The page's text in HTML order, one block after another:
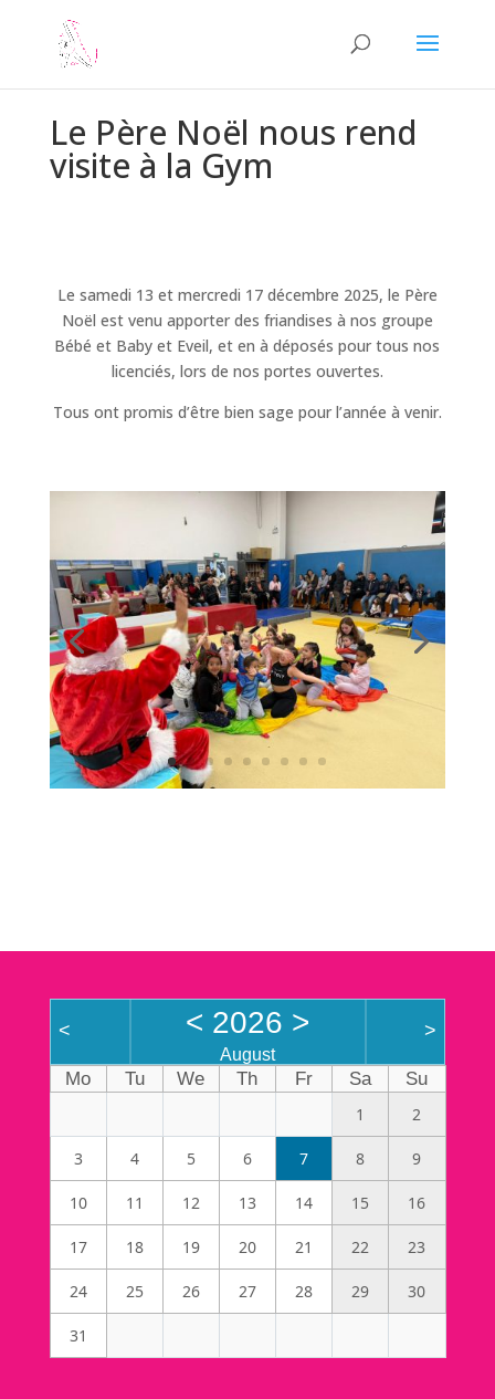
Le Père Noël nous rend
visite à la Gym
Le samedi 13 et mercredi 17 décembre 2025, le Père
Noël est venu apporter des friandises à nos groupe
Bébé et Baby et Eveil, et en à déposés pour tous nos
licenciés, lors de nos portes ouvertes.
Tous ont promis d’être bien sage pour l’année à venir.
< < 2026 >
August
>
Mo Tu We Th Fr Sa
Su
1
2
3 4 5 6 7 8 9
10 11 12 13 14 15 16
17 18 19 20 21 22 23
24 25 26 27 28 29 30
31